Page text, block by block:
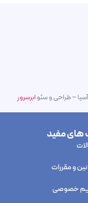
– طراحی و سئوابرسرور
های مفید
و مقررات
خصوصی